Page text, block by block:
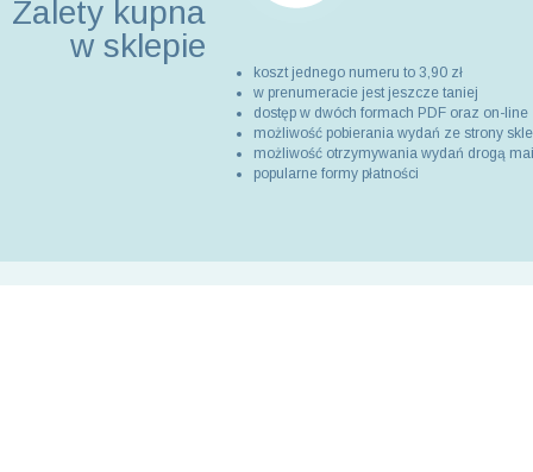
Zalety kupna
w sklepie
koszt jednego numeru to 3,90 zł
w prenumeracie jest jeszcze taniej
dostęp w dwóch formach PDF oraz on-line
możliwość pobierania wydań ze strony
możliwość otrzymywania wydań drogą
popularne formy płatności